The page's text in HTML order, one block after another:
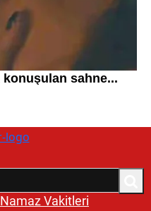
Namaz Vakitleri